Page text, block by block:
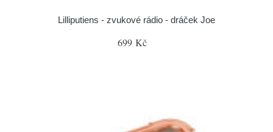
Lilliputiens - zvukové rádio - dráček Joe
699 Kč